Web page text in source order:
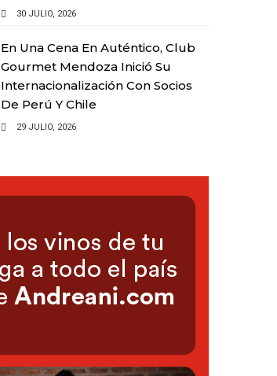
30 JULIO, 2026
En Una Cena En Auténtico, Club
Gourmet Mendoza Inició Su
Internacionalización Con Socios
De Perú Y Chile
29 JULIO, 2026